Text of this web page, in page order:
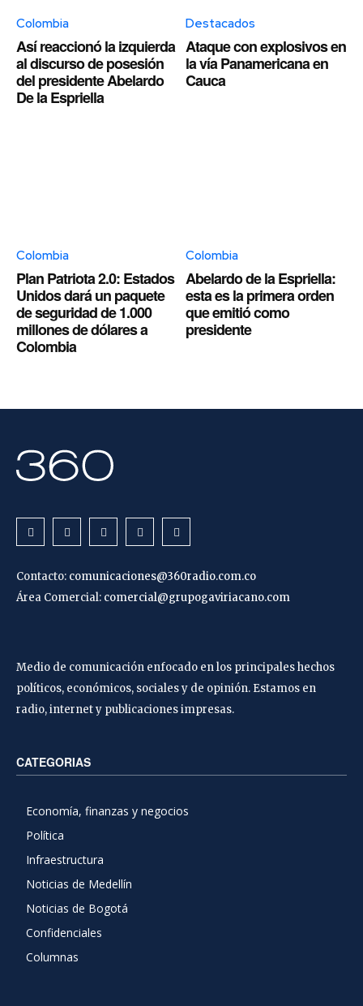
Colombia
Así reaccionó la izquierda
al discurso de posesión
del presidente Abelardo
De la Espriella
Destacados
Ataque con explosivos en
la vía Panamericana en
Cauca
Colombia
Plan Patriota 2.0: Estados
Unidos dará un paquete
de seguridad de 1.000
millones de dólares a
Colombia
Colombia
Abelardo de la Espriella:
esta es la primera orden
que emitió como
presidente
Contacto: comunicaciones@360radio.com.co
Área Comercial: comercial@grupogaviriacano.com
Medio de comunicación enfocado en los principales hechos
políticos, económicos, sociales y de opinión. Estamos en
radio, internet y publicaciones impresas.
CATEGORIAS
Economía, finanzas y negocios
Política
Infraestructura
Noticias de Medellín
Noticias de Bogotá
Confidenciales
Columnas